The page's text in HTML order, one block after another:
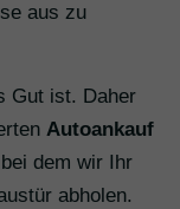
aus zu
Gut ist. Daher
Autoankauf
dem wir Ihr
abholen.